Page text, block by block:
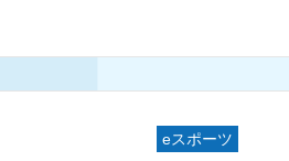
eスポーツ